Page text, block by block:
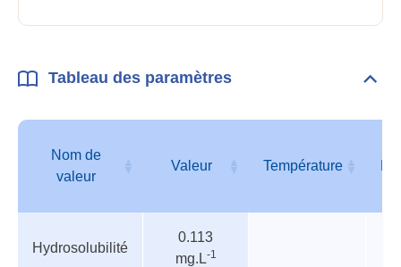
Tableau des paramètres
des
Nom de
valeur
Valeur Température
valeur
Hydrosolubilité
0.113
mg.L-1